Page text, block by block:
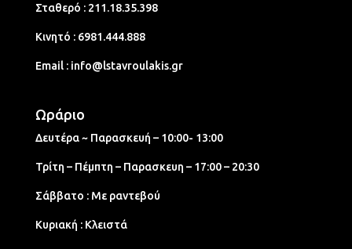
Σταθερό : 211.18.35.398
Κινητό : 6981.444.888
Email : info@lstavroulakis.gr
Ωράριο
Δευτέρα ~ Παρασκευή – 10:00- 13:00
Τρίτη – Πέμπτη – Παρασκευη – 17:00 – 20:30
Σάββατο : Με ραντεβού
Κυριακή : Κλειστά